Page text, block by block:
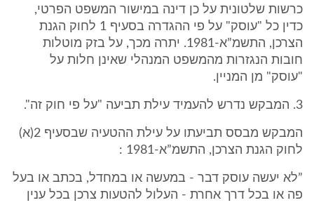
כרשות שלטונית על כן דינה במישור המשפט הפרטי,
כדין כל "עוסק" על פי ההגדרה בסעיף 1 לחוק הגנת
הצרכן, התשמ”א-1981. יתרה מכך, על בזק מוטלות
חובות הנגזרות מהמשפט המנהלי שאינן חלות על
"עוסק" מן המניין.
3. המבקש נדרש להעמיד עילת תביעה "על פי חוק זה".
המבקש מבסס תביעתו על עילת ההטעיה שבסעיף 2(א)
לחוק הגנת הצרכן, התשמ”א-1981 :
”לא יעשה עוסק דבר - במעשה או במחדל, בכתב או בעל
פה או בכל דרך אחרת - העלול להטעות צרכן בכל ענין